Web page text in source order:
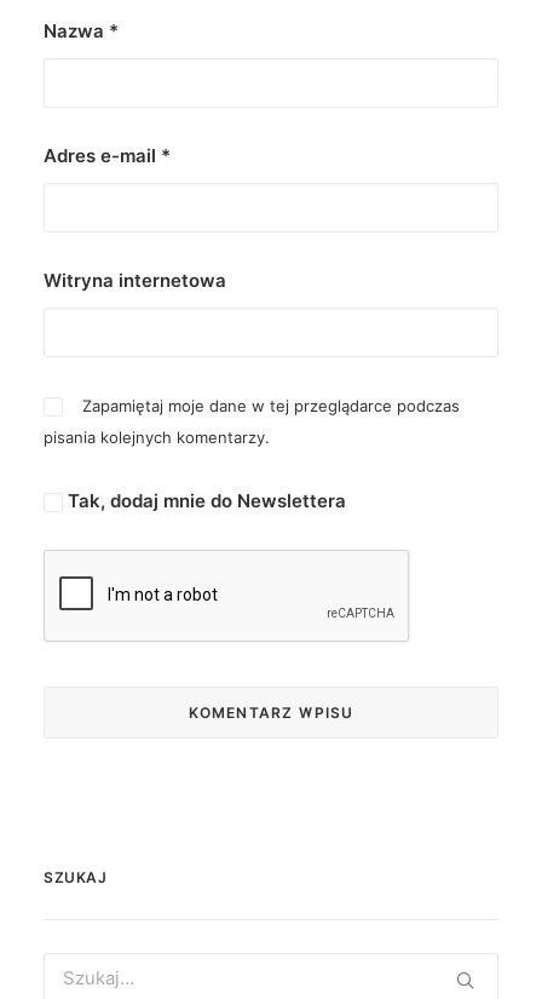
Nazwa *
Adres e-mail *
Witryna internetowa
Zapamiętaj moje dane w tej przeglądarce podczas
pisania kolejnych komentarzy.
Tak, dodaj mnie do Newslettera
SZUKAJ
for: